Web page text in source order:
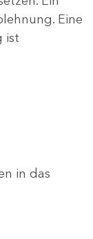
Eine
ist
in das